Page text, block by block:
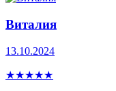
Виталия
13.10.2024
★★★★★